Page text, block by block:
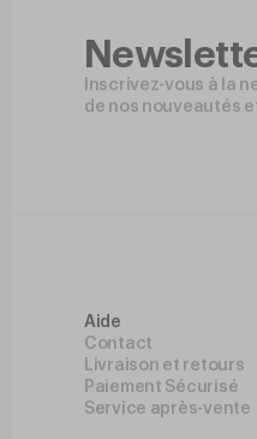
Inscrivez-vous à la
de nos nouveautés
Aide
Contact
Livraison et retours
Paiement Sécurisé
Service après-vente